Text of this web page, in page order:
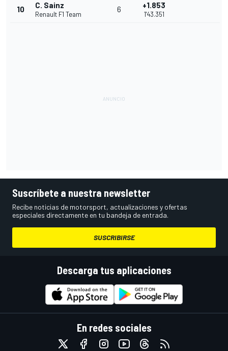
10 C. Sainz
Renault F1 Team
6 +1.853
1'43.351
Suscríbete a nuestra newsletter
Recibe noticias de motorsport, actualizaciones y ofertas
especiales directamente en tu bandeja de entrada.
SUSCRIBIRSE
Descarga tus aplicaciones
En redes sociales